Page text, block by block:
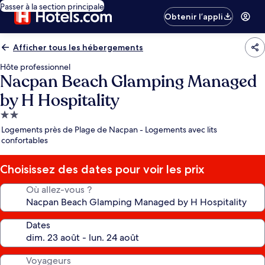
Passer à la section principale
Obtenir l’appli
Afficher tous les hébergements
Hôte professionnel
Nacpan Beach Glamping Managed
by H Hospitality
Hébergement
2.0 étoiles
Logements près de Plage de Nacpan - Logements avec lits
confortables
Choisissez des dates pour voir les prix
Où allez-vous ?
Dates
Voyageurs